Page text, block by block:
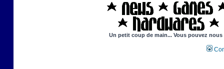
Un petit coup de main... Vous pouvez